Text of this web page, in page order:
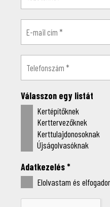
Válasszon egy listát
Kertépítőknek
Kerttervezőknek
Kerttulajdonosoknak
Újságolvasóknak
Adatkezelés*
Elolvastam és